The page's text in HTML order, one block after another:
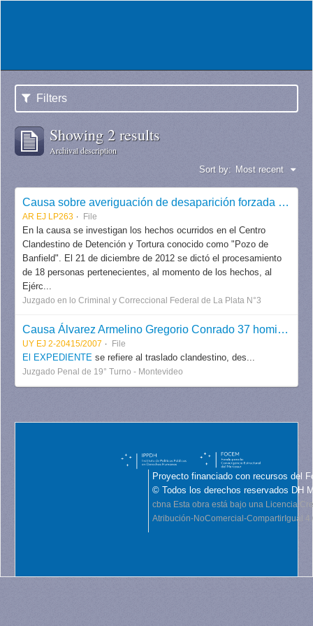
Filters
Showing 2 results
Archival description
Sort by: Most recent
Causa sobre averiguación de desaparición forzada de personas (Pozo de Banfield)
AR EJ LP263 File
En la causa se investigan los hechos ocurridos en el Centro
Clandestino de Detención y Tortura conocido como "Pozo de
Banfield". El 21 de diciembre de 2012 se dictó el procesamiento
de 18 personas pertenecientes, al momento de los hechos, al
Ejérc...
Juzgado en lo Criminal y Correccional Federal de La Plata N°3
Causa Álvarez Armelino Gregorio Conrado 37 homicidios; Larcebeau Aguirregaray Juan Carlos, 29 homicidios agravados en reiteración real. (Borrador)
UY EJ 2-20415/2007 File
El EXPEDIENTE se refiere al traslado clandestino, des...
Juzgado Penal de 19° Turno - Montevideo
Proyecto financiado con recursos del
© Todos los derechos reservados DH
cbna Esta obra está bajo una Licencia
Atribución-NoComercial-CompartirIgual